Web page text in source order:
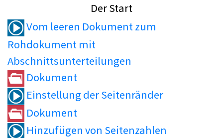
Der Start
Vom leeren Dokument zum
Rohdokument mit
Abschnittsunterteilungen
Dokument
Einstellung der Seitenränder
Dokument
Hinzufügen von Seitenzahlen